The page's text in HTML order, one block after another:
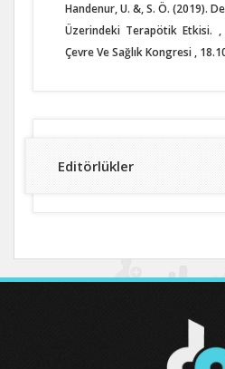
Handenur, U. &, S. Ö. (2019).
Üzerindeki Terapötik Etkisi. ,
Çevre Ve Sağlık Kongresi ,
Editörlükler